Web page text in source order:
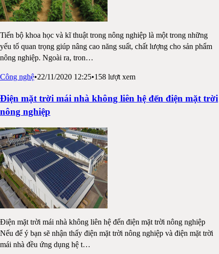
Tiến bộ khoa học và kĩ thuật trong nông nghiệp là một trong những
yếu tố quan trọng giúp nâng cao năng suất, chất lượng cho sản phẩm
nông nghiệp. Ngoài ra, tron…
Công nghệ•22/11/2020 12:25•158 lượt xem
Điện mặt trời mái nhà không liên hệ đến điện mặt trời
nông nghiệp
Điện mặt trời mái nhà không liên hệ đến điện mặt trời nông nghiệp
Nếu để ý bạn sẽ nhận thấy điện mặt trời nông nghiệp và điện mặt trời
mái nhà đều ứng dụng hệ t…